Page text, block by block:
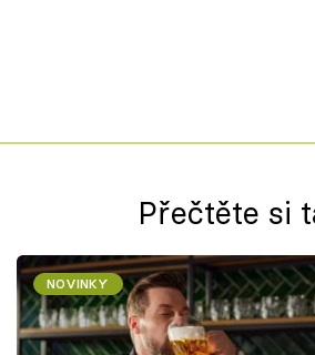
Přečtěte si
NOVINKY